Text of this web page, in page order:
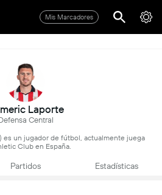
Mis Marcadores
Laporte
Central
es un jugador de fútbol, actualmente juega
Club en España.
Partidos Estadísticas